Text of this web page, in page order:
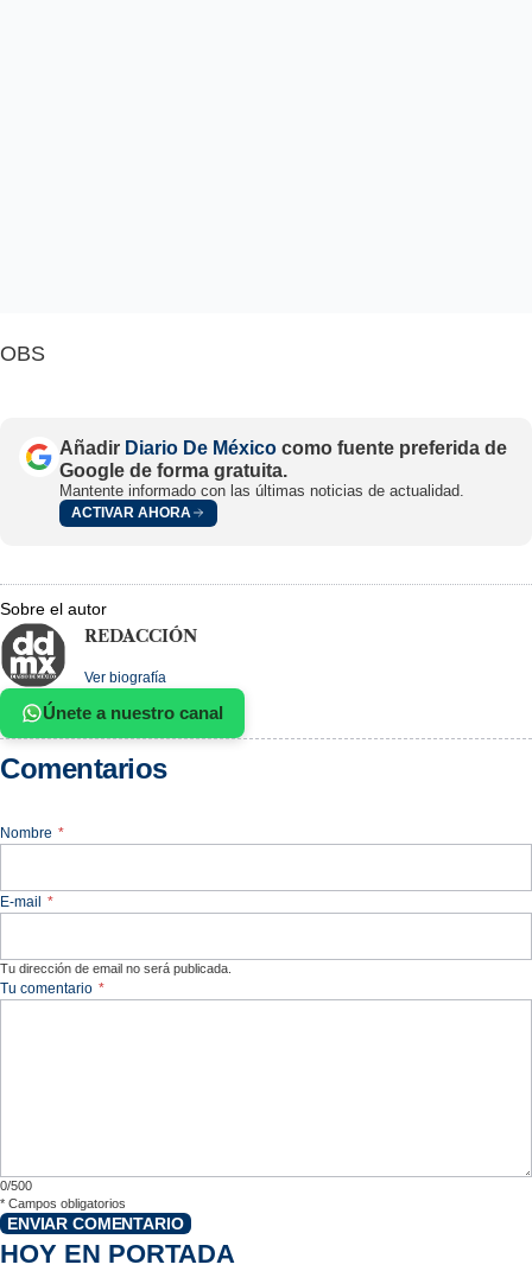
OBS
Añadir Diario De México como fuente preferida de
Google de forma gratuita.
Mantente informado con las últimas noticias de actualidad.
ACTIVAR AHORA
Sobre el autor
REDACCIÓN
Ver biografía
Únete a nuestro canal
Comentarios
Nombre *
E-mail *
Tu dirección de email no será publicada.
Tu comentario *
0/500
* Campos obligatorios
ENVIAR COMENTARIO
HOY EN PORTADA